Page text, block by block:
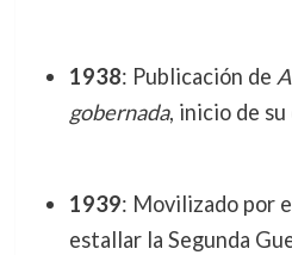
1938: Publicación de
gobernada, inicio de
1939: Movilizado por
estallar la Segunda